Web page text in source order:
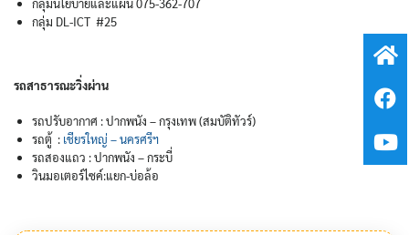
กลุ่มนโยบายและแผน 075-362-707
กลุ่ม DL-ICT #25
รถสาธารณะวิ่งผ่าน
รถปรับอากาศ : ปากพนัง – กรุงเทพ (สมบัติทัวร์)
รถตู้ : เชียรใหญ่ – นครศรีฯ
รถสองแถว : ปากพนัง – กระบี่
วินมอเตอร์ไซค์:แยก-บ่อล้อ